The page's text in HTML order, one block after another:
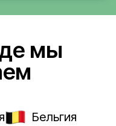
мы
Бельгия